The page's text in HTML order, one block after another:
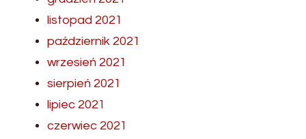
listopad 2021
październik 2021
wrzesień 2021
sierpień 2021
lipiec 2021
czerwiec 2021